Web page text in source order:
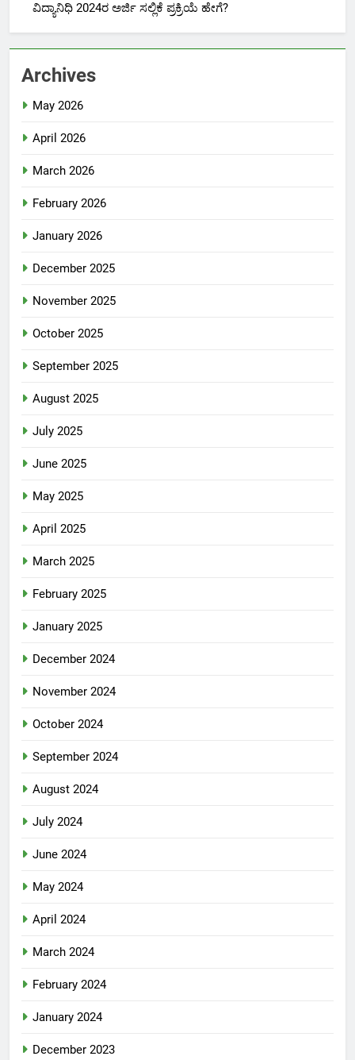
ವಿದ್ಯಾನಿಧಿ 2024ರ ಅರ್ಜಿ ಸಲ್ಲಿಕೆ ಪ್ರಕ್ರಿಯೆ ಹೇಗೆ?
Archives
May 2026
April 2026
March 2026
February 2026
January 2026
December 2025
November 2025
October 2025
September 2025
August 2025
July 2025
June 2025
May 2025
April 2025
March 2025
February 2025
January 2025
December 2024
November 2024
October 2024
September 2024
August 2024
July 2024
June 2024
May 2024
April 2024
March 2024
February 2024
January 2024
December 2023